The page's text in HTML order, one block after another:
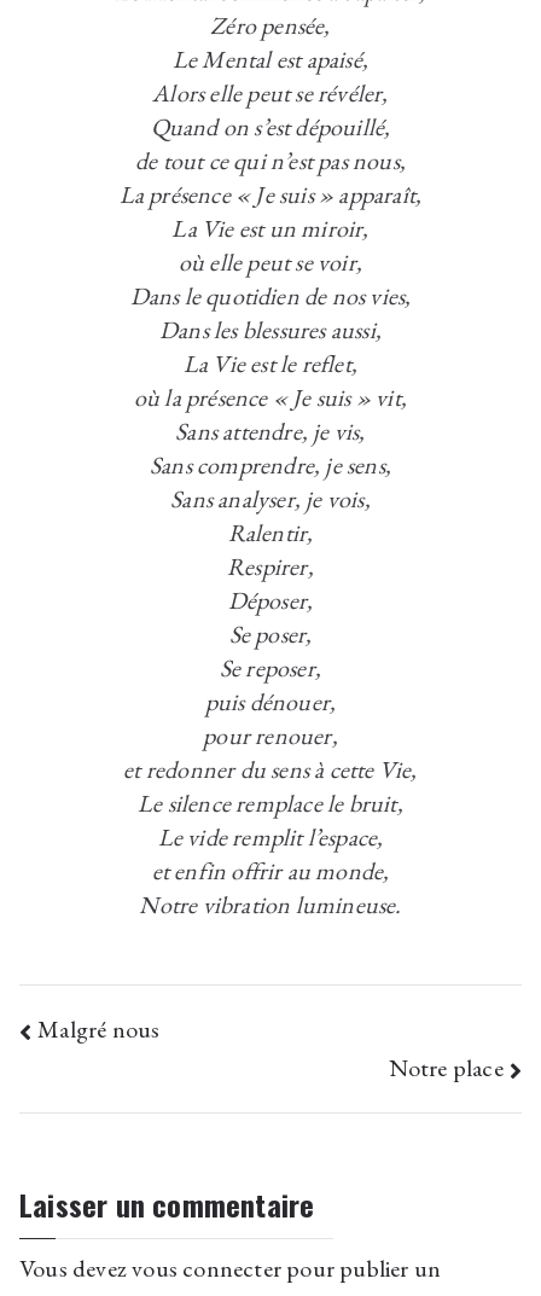
Zéro pensée,
Le Mental est apaisé,
Alors elle peut se révéler,
Quand on s’est dépouillé,
de tout ce qui n’est pas nous,
La présence « Je suis » apparaît,
La Vie est un miroir,
où elle peut se voir,
Dans le quotidien de nos vies,
Dans les blessures aussi,
La Vie est le reflet,
où laprésence « Je suis » vit,
Sans attendre, je vis,
Sans comprendre, je sens,
Sans analyser, je vois,
Ralentir,
Respirer,
Déposer,
Se poser,
Se reposer,
puis dénouer,
pour renouer,
et redonner du sens à cette Vie,
Le silence remplace le bruit,
Le vide remplit l’espace,
et enfin offrir au monde,
Notre vibration lumineuse.
Navigation
de
l’article
Malgré nous
Notre place
Laisser un commentaire
Vous devezvous connecterpour publier un